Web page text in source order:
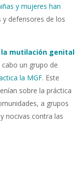
y mujeres han
y defensores de los
la mutilación genital
un grupo de
la MGF. Este
sobre la práctica
a grupos
nocivas contra las